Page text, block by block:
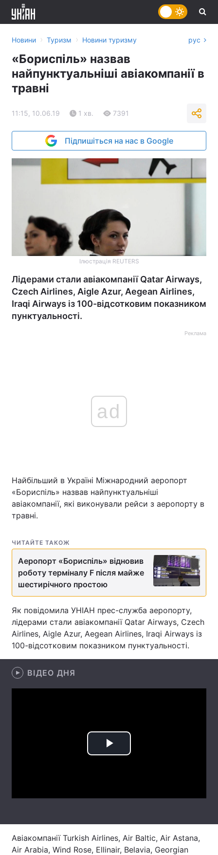
Головна Війна
Україна Політика
Спорт
Техно і зв'язок Лайт
Зброя
Здоров'я Туризм
Цікавинки Погода
Екологія Регіони
Лонгріди
Новини › Туризм › Новини туризму рус
«Бориспіль» назвав
найпунктуальніші авіакомпанії в
травні
11:15, 10.06.19 1 хв. 7391
Підпишіться на нас в Google
Ілюстрація REUTERS
Лідерами стали авіакомпанії Qatar Airways,
Czech Airlines, Aigle Azur, Aegean Airlines,
Iraqi Airways із 100-відсотковим показником
пунктуальності.
Реклама
ad
Найбільший в Україні Міжнародний аеропорт
«Бориспіль» назвав найпунктуальніші
авіакомпанії, які виконували рейси з аеропорту в
травні.
ЧИТАЙТЕ ТАКОЖ
Аеропорт «Бориспіль» відновив
роботу терміналу F після майже
шестирічного простою
Як повідомила УНІАН прес-служба аеропорту,
лідерами стали авіакомпанії Qatar Airways, Czech
Airlines, Aigle Azur, Aegean Airlines, Iraqi Airways із
100-відсотковим показником пунктуальності.
ВІДЕО ДНЯ
Play
Авіакомпанії Turkish Airlines, Air Baltic, Air Astana,
Air Arabia, Wind Rose, Ellinair, Belavia, Georgian